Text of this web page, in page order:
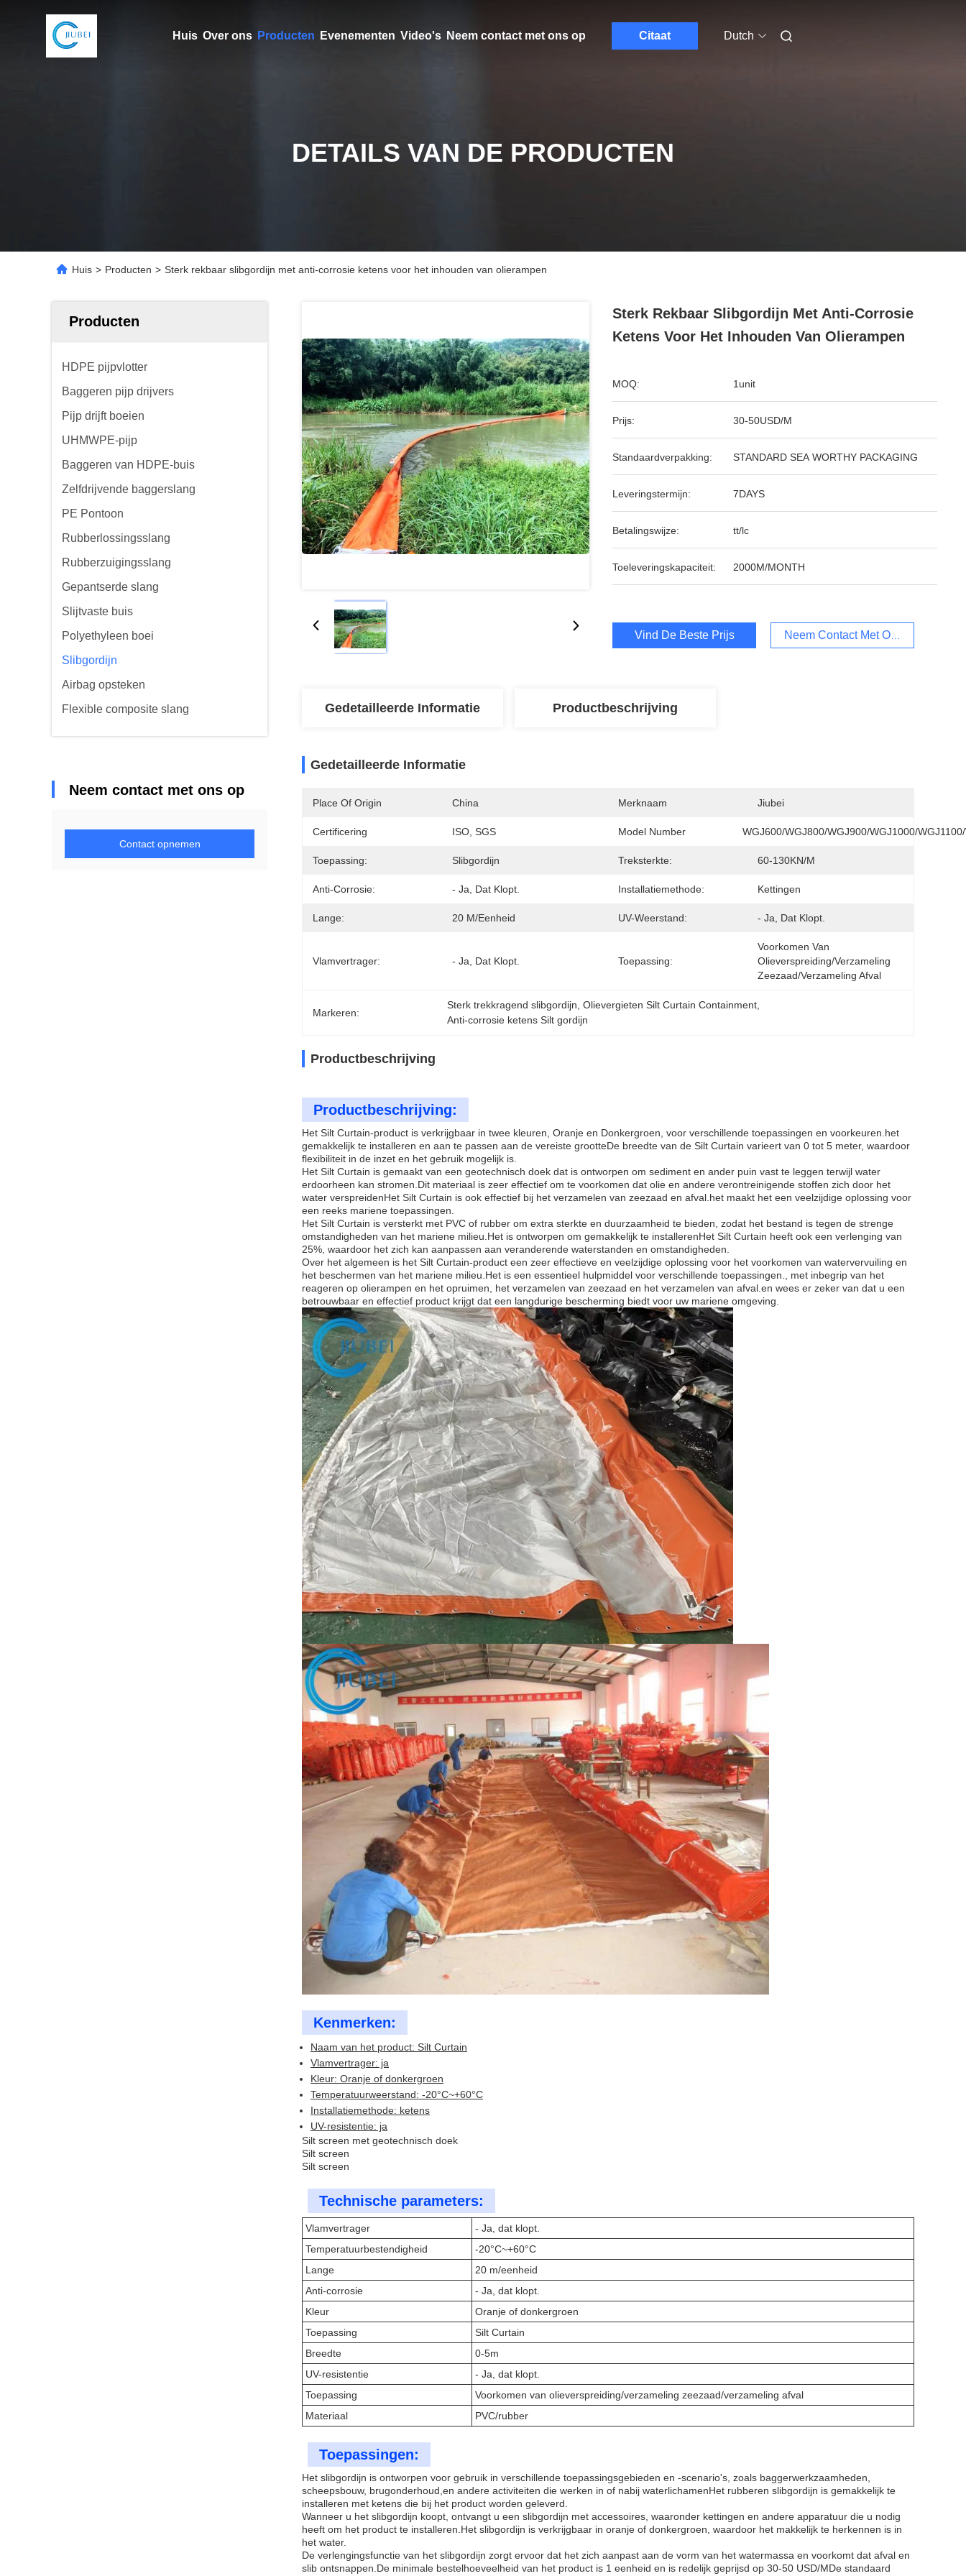
Huis Over ons Producten Evenementen Video's Neem contact met ons op Citaat Dutch
DETAILS VAN DE PRODUCTEN
Huis > Producten > Sterk rekbaar slibgordijn met anti-corrosie ketens voor het inhouden van olierampen
Producten
HDPE pijpvlotter
Baggeren pijp drijvers
Pijp drijft boeien
UHMWPE-pijp
Baggeren van HDPE-buis
Zelfdrijvende baggerslang
PE Pontoon
Rubberlossingsslang
Rubberzuigingsslang
Gepantserde slang
Slijtvaste buis
Polyethyleen boei
Slibgordijn
Airbag opsteken
Flexible composite slang
Neem contact met ons op
Contact opnemen
Sterk Rekbaar Slibgordijn Met Anti-Corrosie
Ketens Voor Het Inhouden Van Olierampen
MOQ: 1unit
Prijs: 30-50USD/M
Standaardverpakking: STANDARD SEA WORTHY PACKAGING
Leveringstermijn: 7DAYS
Betalingswijze: tt/lc
Toeleveringskapaciteit: 2000M/MONTH
Vind De Beste Prijs Neem Contact Met Ons Op
Gedetailleerde Informatie Productbeschrijving
Gedetailleerde Informatie
Place Of Origin China Merknaam Jiubei
Certificering ISO, SGS Model Number WGJ600/WGJ800/WGJ900/WGJ1000/
Toepassing: Slibgordijn Treksterkte: 60-130KN/m
Anti-Corrosie: - Ja, Dat Klopt. Installatiemethode: Kettingen
Lange: 20 M/eenheid UV-Weerstand: - Ja, Dat Klopt.
Vlamvertrager: - Ja, Dat Klopt. Toepassing:
Voorkomen Van
Olieverspreiding/verzameling
Zeezaad/verzameling Afval
Markeren:
Sterk trekkragend slibgordijn , Olievergieten Silt Curtain Containment
Anti-corrosie ketens Silt gordijn
Productbeschrijving
Productbeschrijving:
Het Silt Curtain-product is verkrijgbaar in twee kleuren, Oranje en Donkergroen, voor verschillende toepassingen en voorkeuren.het
gemakkelijk te installeren en aan te passen aan de vereiste grootteDe breedte van de Silt Curtain varieert van 0 tot 5 meter, waardoor
flexibiliteit in de inzet en het gebruik mogelijk is.
Het Silt Curtain is gemaakt van een geotechnisch doek dat is ontworpen om sediment en ander puin vast te leggen terwijl water
erdoorheen kan stromen.Dit materiaal is zeer effectief om te voorkomen dat olie en andere verontreinigende stoffen zich door het
water verspreidenHet Silt Curtain is ook effectief bij het verzamelen van zeezaad en afval.het maakt het een veelzijdige oplossing voor
een reeks mariene toepassingen.
Het Silt Curtain is versterkt met PVC of rubber om extra sterkte en duurzaamheid te bieden, zodat het bestand is tegen de strenge
omstandigheden van het mariene milieu.Het is ontworpen om gemakkelijk te installerenHet Silt Curtain heeft ook een verlenging van
25%, waardoor het zich kan aanpassen aan veranderende waterstanden en omstandigheden.
Over het algemeen is het Silt Curtain-product een zeer effectieve en veelzijdige oplossing voor het voorkomen van watervervuiling en
het beschermen van het mariene milieu.Het is een essentieel hulpmiddel voor verschillende toepassingen., met inbegrip van het
reageren op olierampen en het opruimen, het verzamelen van zeezaad en het verzamelen van afval.en wees er zeker van dat u een
betrouwbaar en effectief product krijgt dat een langdurige bescherming biedt voor uw mariene omgeving.
Kenmerken:
Naam van het product: Silt Curtain
Vlamvertrager: ja
Kleur: Oranje of donkergroen
Temperatuurweerstand: -20°C~+60°C
Installatiemethode: ketens
UV-resistentie: ja
Silt screen met geotechnisch doek
Silt screen
Silt screen
Technische parameters:
Vlamvertrager
- Ja, dat klopt.
Temperatuurbestendigheid
-20°C~+60°C
Lange
20 m/eenheid
Anti-corrosie
- Ja, dat klopt.
Kleur
Oranje of donkergroen
Toepassing
Silt Curtain
Breedte
0-5m
UV-resistentie
- Ja, dat klopt.
Toepassing
Voorkomen van olieverspreiding/verzameling zeezaad/verzameling afval
Materiaal
PVC/rubber
Toepassingen:
Het slibgordijn is ontworpen voor gebruik in verschillende toepassingsgebieden en -scenario's, zoals baggerwerkzaamheden,
scheepsbouw, brugonderhoud,en andere activiteiten die werken in of nabij waterlichamenHet rubberen slibgordijn is gemakkelijk te
installeren met ketens die bij het product worden geleverd.
Wanneer u het slibgordijn koopt, ontvangt u een slibgordijn met accessoires, waaronder kettingen en andere apparatuur die u nodig
heeft om het product te installeren.Het slibgordijn is verkrijgbaar in oranje of donkergroen, waardoor het makkelijk te herkennen is in
het water.
De verlengingsfunctie van het slibgordijn zorgt ervoor dat het zich aanpast aan de vorm van het watermassa en voorkomt dat afval en
slib ontsnappen.De minimale bestelhoeveelheid van het product is 1 eenheid en is redelijk geprijsd op 30-50 USD/MDe standaard